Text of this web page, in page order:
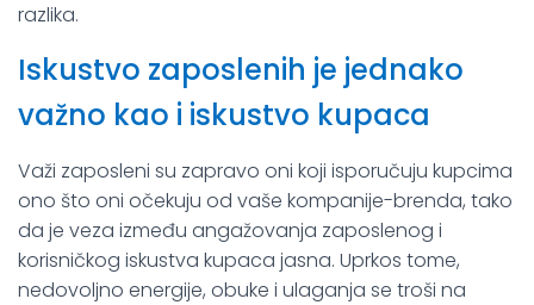
razlika.
Iskustvo zaposlenih je jednako
važno kao i iskustvo kupaca
Važi zaposleni su zapravo oni koji isporučuju kupcima
ono što oni očekuju od vaše kompanije-brenda, tako
da je veza između angažovanja zaposlenog i
korisničkog iskustva kupaca jasna. Uprkos tome,
nedovoljno energije, obuke i ulaganja se troši na